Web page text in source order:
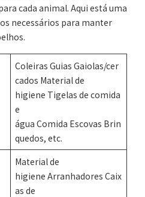
cada animal. Aqui está uma
necessários para manter
Coleiras Guias Gaiolas/cer
cados Material de
higiene Tigelas de comida
e
água Comida Escovas Brin
quedos, etc.
Material de
higiene Arranhadores Caix
as de